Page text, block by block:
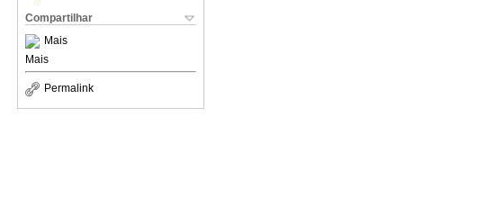
Compartilhar
Mais
Mais
Permalink